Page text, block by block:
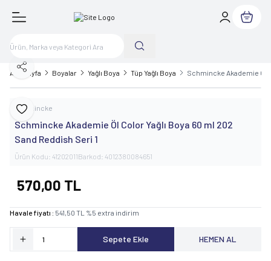
Sepetim
Ana Sayfa Boyalar Yağlı Boya Tüp Yağlı Boya Schmincke Akademie Öl
Favoriye Ekle
Paylaş
Schmincke
Schmincke Akademie Öl Color Yağlı Boya 60 ml 202
Sand Reddish Seri 1
Ürün Kodu: 41202011Barkod: 4012380084651
570,00 TL
Havale fiyatı : 541,50 TL %5 extra indirim
Sepete Ekle HEMEN AL